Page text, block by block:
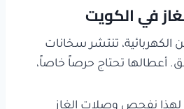
في الكويت
الكهربائية، تنتشر سخانات
أعطالها تحتاج حرصاً خاصاً،
لهذا نفحص وصلات الغاز